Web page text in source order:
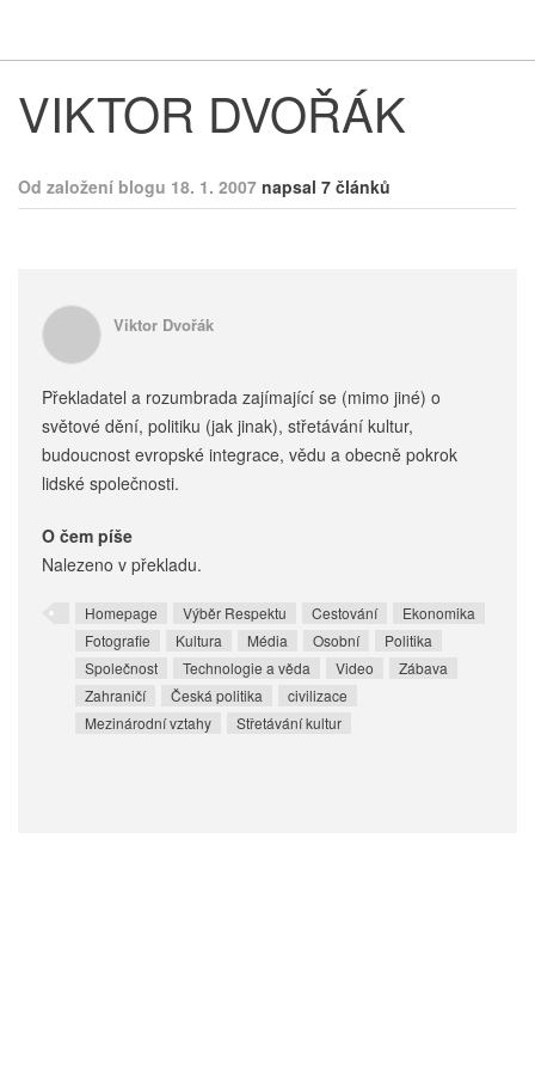
VIKTOR DVOŘÁK
Od založení blogu 18. 1. 2007 napsal 7 článků
Viktor Dvořák
Překladatel a rozumbrada zajímající se (mimo jiné) o
světové dění, politiku (jak jinak), střetávání kultur,
budoucnost evropské integrace, vědu a obecně pokrok
lidské společnosti.
O čem píše
Nalezeno v překladu.
Homepage Výběr Respektu Cestování
Ekonomika
Fotografie
Kultura Média Osobní
Politika
Společnost
Technologie a věda Video
Zábava
Zahraničí
Česká politika
civilizace
Mezinárodní vztahy
Střetávání kultur